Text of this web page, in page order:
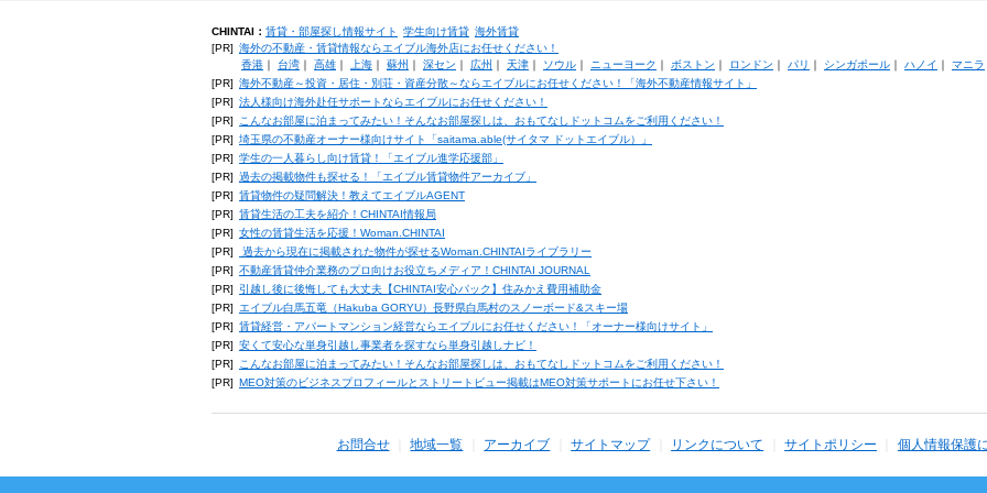
CHINTAI： 賃貸・部屋探し情報サイト 学生向け賃貸 海外賃貸
[PR] 海外の不動産・賃貸情報ならエイブル海外店にお任せください！
香港｜ 台湾｜ 高雄｜ 上海｜ 蘇州 深セン 広州 天津｜ ソウル｜ ニューヨーク ボストン ロンドン パリ シンガポール｜ ハノイ マニラ
[PR] 海外不動産～投資・居住・別荘・資産分散～ならエイブルにお任せください！「海外不動産情報サイト」
[PR] 法人様向け海外赴任サポートならエイブルにお任せください！
[PR]
こんなお部屋に泊まってみたい！そんなお部屋探しは、おもてなしドットコムをご利用ください！
[PR] 埼玉県の不動産オーナー様向けサイト「saitama.able(サイタマ ドットエイブル）」
[PR] 学生の一人暮らし向け賃貸！「エイブル進学応援部」
[PR] 過去の掲載物件も探せる！「エイブル賃貸物件アーカイブ」
[PR] 賃貸物件の疑問解決！教えてエイブルAGENT
[PR] 賃貸生活の工夫を紹介！CHINTAI情報局
[PR] 女性の賃貸生活を応援！Woman.CHINTAI
[PR]
過去から現在に掲載された物件が探せるWoman.CHINTAIライブラリー
[PR] 不動産賃貸仲介業務のプロ向けお役立ちメディア！CHINTAI JOURNAL
[PR]
引越し後に後悔しても大丈夫【CHINTAI安心パック】住みかえ費用補助金
[PR] エイブル白馬五竜（Hakuba GORYU）長野県白馬村のスノーボード&スキー場
[PR] 賃貸経営・アパートマンション経営ならエイブルにお任せください！「オーナー様向けサイト」
[PR] 安くて安心な単身引越し事業者を探すなら単身引越しナビ！
[PR]
こんなお部屋に泊まってみたい！そんなお部屋探しは、おもてなしドットコムをご利用ください！
[PR] MEO対策のビジネスプロフィールとストリートビュー掲載はMEO対策サポートにお任せ下さい！
お問合せ 地域一覧 アーカイブ サイトマップ リンクについて サイトポリシー 個人情報保護